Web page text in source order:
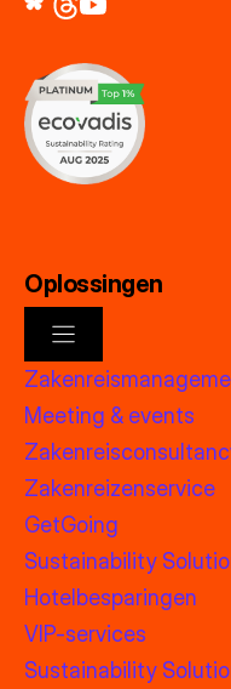
Oplossingen
Meeting & events
Zakenreizenservice
GetGoing
Sustainability
Hotelbesparingen
VIP-services
Sustainability